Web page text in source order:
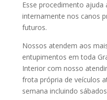
Esse procedimento ajuda
internamente nos canos
futuros.
Nossos atendem aos
entupimentos em toda
Interior com nosso
frota própria de veículos
semana incluindo